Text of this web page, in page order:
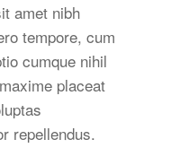
amet nibh
tempore, cum
cumque nihil
placeat
repellendus.